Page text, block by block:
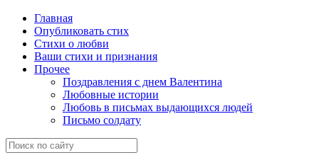
Главная
Опубликовать стих
Стихи о любви
Ваши стихи и признания
Прочее
Поздравления с днем Валентина
Любовные истории
Любовь в письмах выдающихся людей
Письмо солдату